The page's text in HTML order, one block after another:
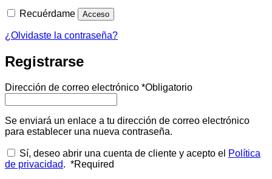
Recuérdame Acceso
¿Olvidaste la contraseña?
Registrarse
Dirección de correo electrónico *Obligatorio
Se enviará un enlace a tu dirección de correo electrónico
para establecer una nueva contraseña.
Sí, deseo abrir una cuenta de cliente y acepto el Política
de privacidad. *Required